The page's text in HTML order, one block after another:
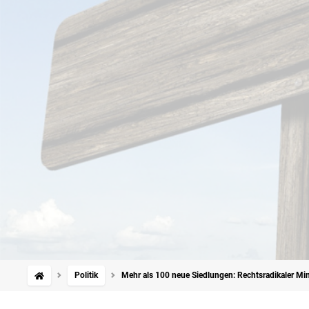
Politik Mehr als 100 neue Siedlungen: Rechtsradikaler